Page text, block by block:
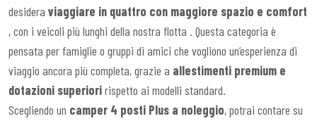
desidera viaggiare in quattro con maggiore spazio e comfort
, con i veicoli più lunghi della nostra flotta . Questa categoria è
pensata per famiglie o gruppi di amici che vogliono un’esperienza di
viaggio ancora più completa, grazie a allestimenti premium e
dotazioni superioririspetto ai modelli standard.
Scegliendo un camper 4 posti Plus a noleggio, potrai contare su